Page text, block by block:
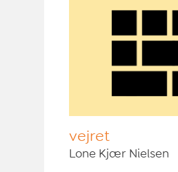
vejret
Lone Kjær Nielsen